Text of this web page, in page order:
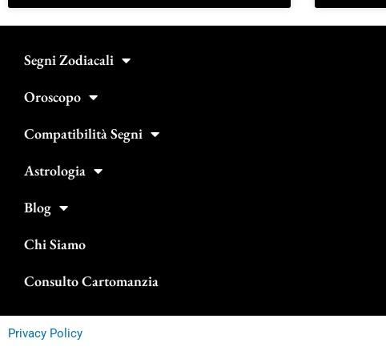
Segni Zodiacali
Oroscopo
Compatibilità Segni
Astrologia
Blog
Chi Siamo
Consulto Cartomanzia
Privacy Policy